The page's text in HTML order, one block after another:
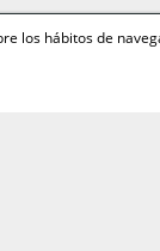
los hábitos de